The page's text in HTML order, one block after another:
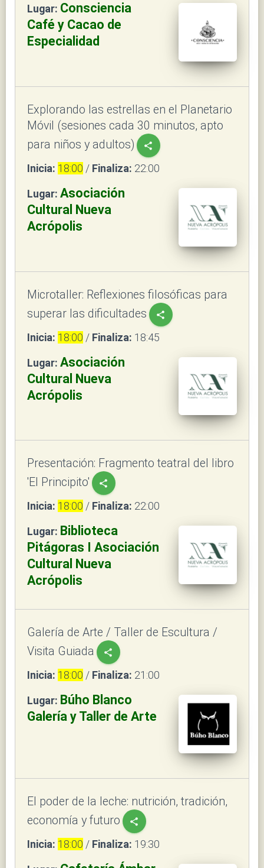
Lugar: Consciencia
Café y Cacao de
Especialidad
Explorando las estrellas en el Planetario
Móvil (sesiones cada 30 minutos, apto
para niños y adultos)
share
Inicia: 18:00 / Finaliza: 22:00
Lugar: Asociación
Cultural Nueva
Acrópolis
Microtaller: Reflexiones filosóficas para
superar las dificultades
share
Inicia: 18:00 / Finaliza: 18:45
Lugar: Asociación
Cultural Nueva
Acrópolis
Presentación: Fragmento teatral del libro
'El Principito'
share
Inicia: 18:00 / Finaliza: 22:00
Lugar: Biblioteca
Pitágoras I Asociación
Cultural Nueva
Acrópolis
Galería de Arte / Taller de Escultura /
Visita Guiada
share
Inicia: 18:00 / Finaliza: 21:00
Lugar: Búho Blanco
Galería y Taller de Arte
El poder de la leche: nutrición, tradición,
economía y futuro
share
Inicia: 18:00 / Finaliza: 19:30